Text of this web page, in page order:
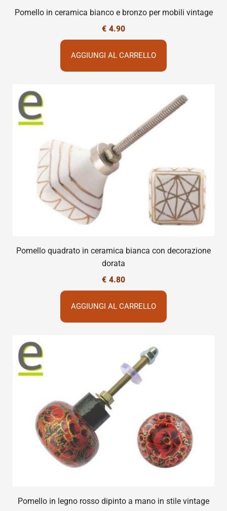
Pomello in ceramica bianco e bronzo per mobili vintage
€ 4.90
AGGIUNGI AL CARRELLO
Pomello quadrato in ceramica bianca con decorazione
dorata
€ 4.80
AGGIUNGI AL CARRELLO
Pomello in legno rosso dipinto a mano in stile vintage